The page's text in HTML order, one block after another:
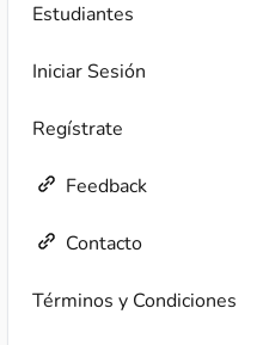
Estudiantes
Iniciar Sesión
Regístrate
Feedback
Contacto
Términos y Condiciones